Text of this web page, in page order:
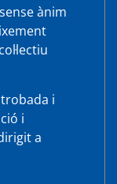
ànim
i
i
a